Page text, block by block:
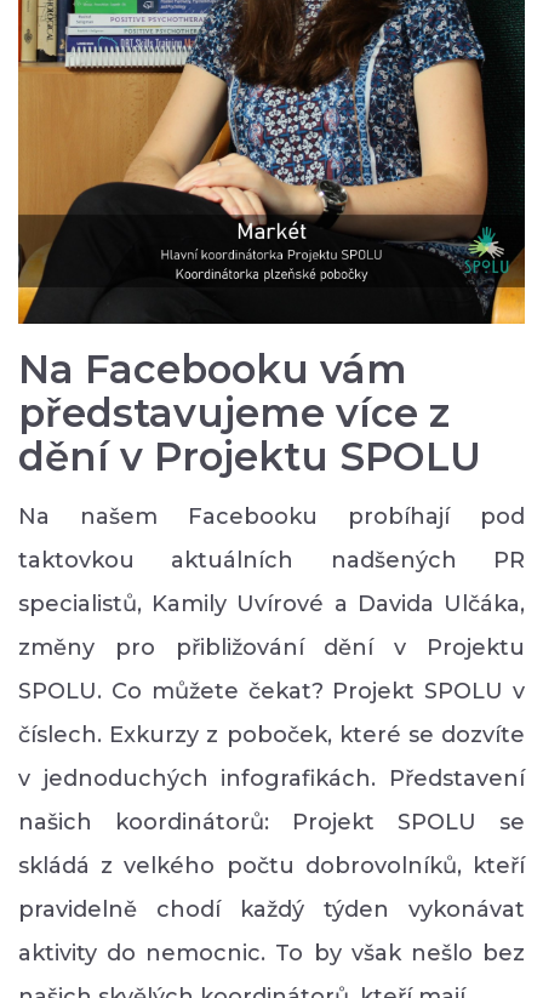
Na Facebooku vám
představujeme více z
dění v Projektu SPOLU
Na našem Facebooku probíhají pod
taktovkou aktuálních nadšených PR
specialistů, Kamily Uvírové a Davida Ulčáka,
změny pro přibližování dění v Projektu
SPOLU. Co můžete čekat? Projekt SPOLU v
číslech. Exkurzy z poboček, které se dozvíte
v jednoduchých infografikách. Představení
našich koordinátorů: Projekt SPOLU se
skládá z velkého počtu dobrovolníků, kteří
pravidelně chodí každý týden vykonávat
aktivity do nemocnic. To by však nešlo bez